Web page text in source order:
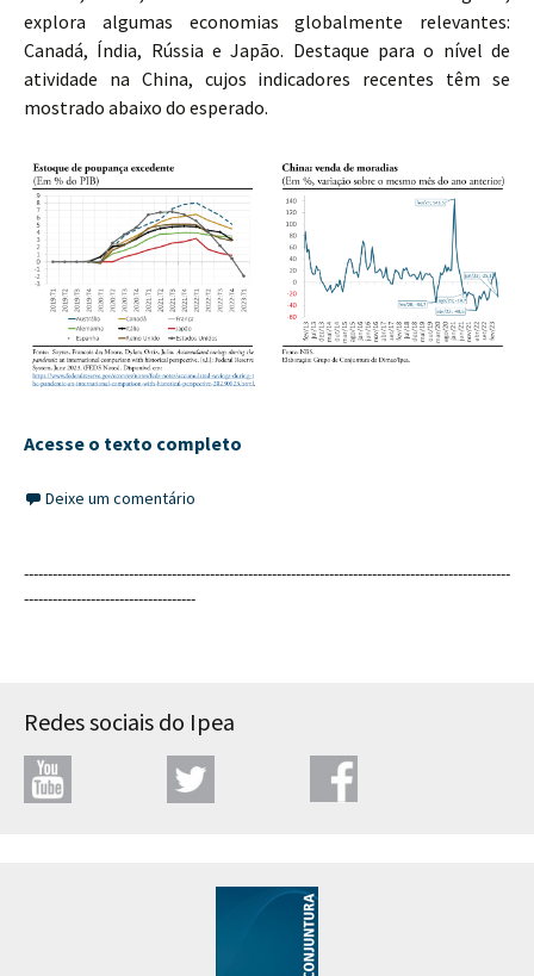
explora algumas economias globalmente relevantes:
Canadá, Índia, Rússia e Japão. Destaque para o nível de
atividade na China, cujos indicadores recentes têm se
mostrado abaixo do esperado.
Acesse o texto completo
Deixe um comentário
------------------------------------------------------------------------------------------------------
------------------------------------
Redes sociais do Ipea